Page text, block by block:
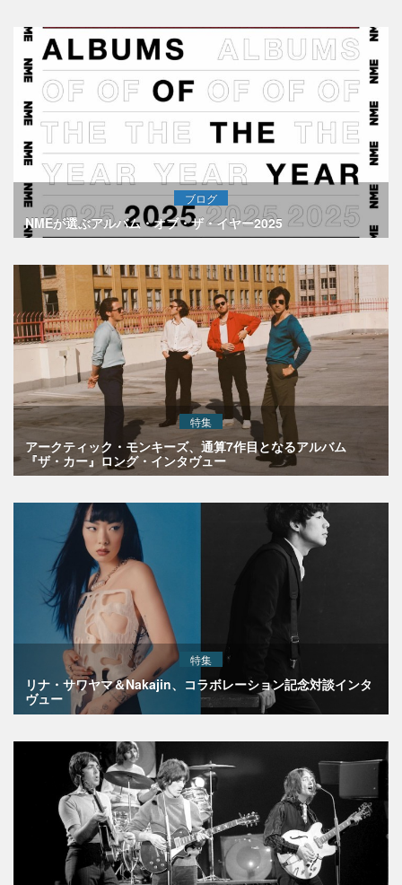
ブログ
NMEが選ぶアルバム・オブ・ザ・イヤー2025
特集
アークティック・モンキーズ、通算7作目となるアルバム
『ザ・カー』ロング・インタヴュー
特集
リナ・サワヤマ＆Nakajin、コラボレーション記念対談インタ
ヴュー